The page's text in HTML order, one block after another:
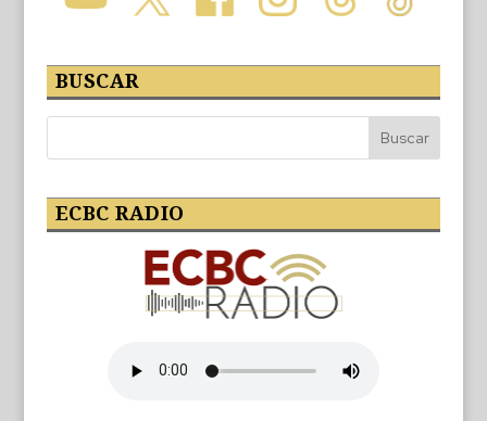
BUSCAR
ECBC RADIO